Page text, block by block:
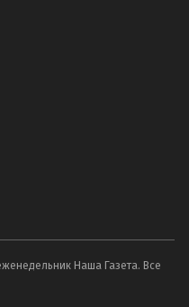
Наша Газета. Все